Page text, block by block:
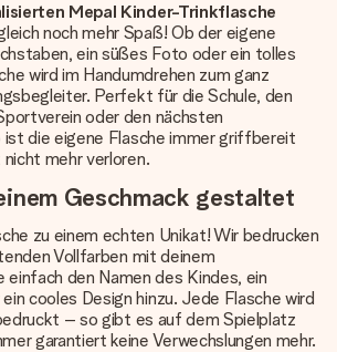
Mepal Kinder-Trinkflasche
noch mehr Spaß! Ob der eigene
ein süßes Foto oder ein tolles
wird im Handumdrehen zum ganz
Perfekt für die Schule, den
oder den nächsten
ist die eigene Flasche immer griffbereit
mehr verloren.
Geschmack gestaltet
zu einem echten Unikat! Wir bedrucken
Vollfarben mit deinem
einfach den Namen des Kindes, ein
cooles Design hinzu. Jede Flasche wird
– so gibt es auf dem Spielplatz
garantiert keine Verwechslungen mehr.